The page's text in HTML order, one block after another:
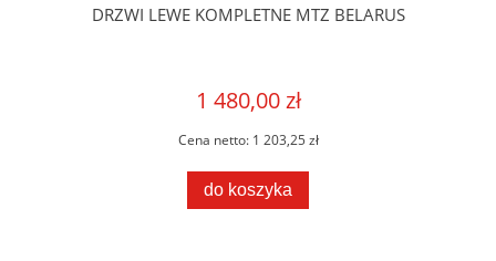
DRZWI LEWE KOMPLETNE MTZ BELARUS
1 480,00 zł
Cena netto: 1 203,25 zł
do koszyka